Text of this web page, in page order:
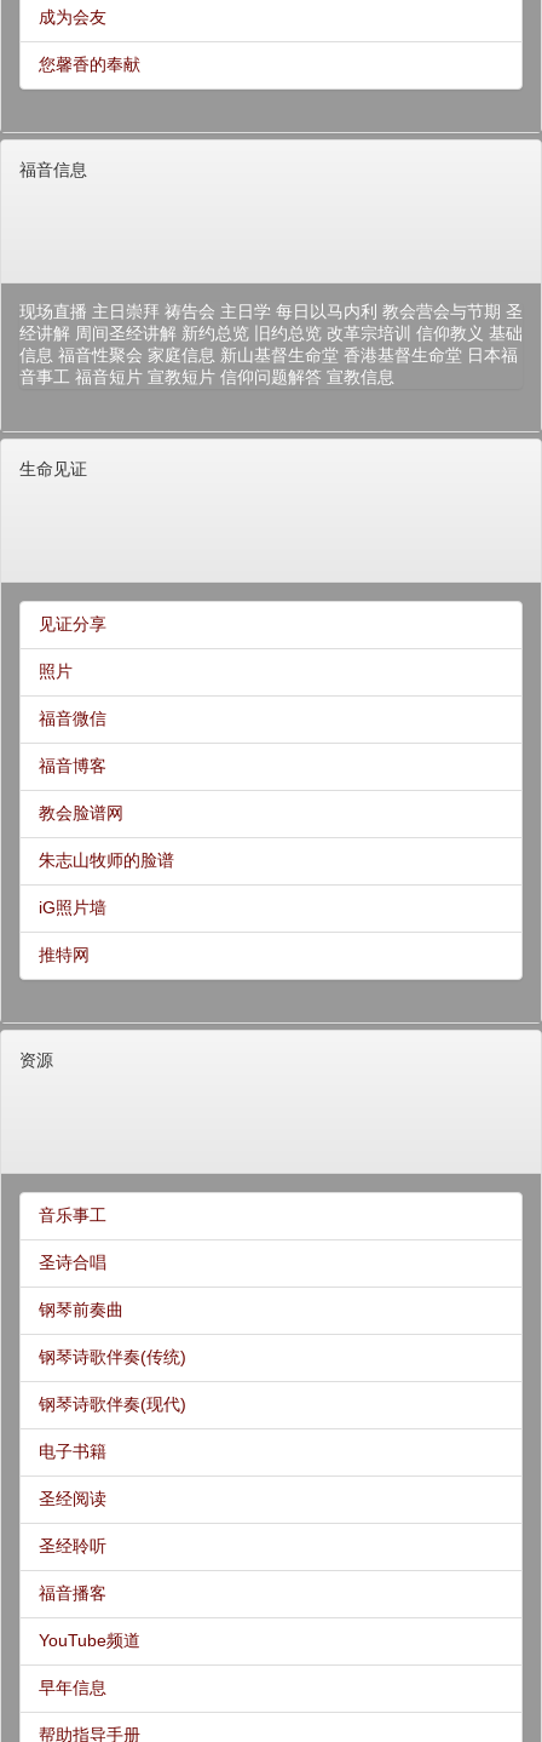
成为会友
您馨香的奉献
福音信息
现场直播 主日崇拜 祷告会 主日学 每日以马内利 教会营会与节期 圣
经讲解 周间圣经讲解 新约总览 旧约总览 改革宗培训 信仰教义 基础
信息 福音性聚会 家庭信息 新山基督生命堂 香港基督生命堂 日本福
音事工 福音短片 宣教短片 信仰问题解答 宣教信息
生命见证
见证分享
照片
福音微信
福音博客
教会脸谱网
朱志山牧师的脸谱
iG照片墙
推特网
资源
音乐事工
圣诗合唱
钢琴前奏曲
钢琴诗歌伴奏(传统)
钢琴诗歌伴奏(现代)
电子书籍
圣经阅读
圣经聆听
福音播客
YouTube频道
早年信息
帮助指导手册